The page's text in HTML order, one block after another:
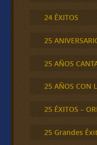
24 ÉXITOS
25
25 AÑOS
25 AÑOS CON
25 ÉXITOS –
25 Grandes